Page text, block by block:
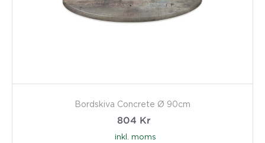
Bordskiva Concrete Ø 90cm
804 Kr
inkl. moms